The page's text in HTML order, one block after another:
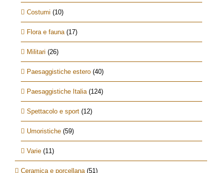
Costumi (10)
Flora e fauna (17)
Militari (26)
Paesaggistiche estero (40)
Paesaggistiche Italia (124)
Spettacolo e sport (12)
Umoristiche (59)
Varie (11)
Ceramica e porcellana (51)